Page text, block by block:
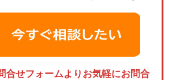
合せフォームよりお気軽にお問合